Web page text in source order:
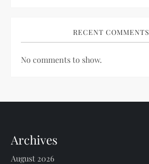
RECENT COMMENTS
No comments to show.
Archives
August 2026